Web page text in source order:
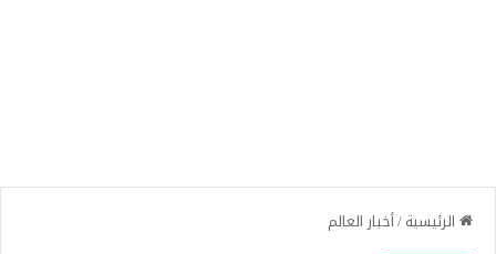
الرئيسية/أخبار العالم